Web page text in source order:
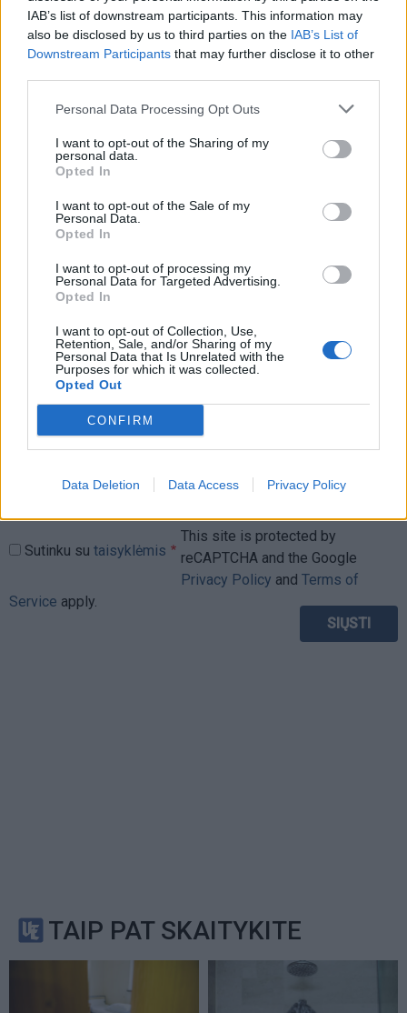
IAB’s list of downstream participants. This information may
also be disclosed by us to third parties on the IAB’s List of
Downstream Participants that may further disclose it to other
Personal Data Processing Opt Outs
I want to opt-out of the Sharing of my
personal data.
Opted In
I want to opt-out of the Sale of my
Personal Data.
Opted In
I want to opt-out of processing my
Personal Data for Targeted Advertising.
Opted In
I want to opt-out of Collection, Use,
Retention, Sale, and/or Sharing of my
Personal Data that Is Unrelated with the
Purposes for which it was collected.
Opted Out
CONFIRM
Data Deletion Data Access Privacy Policy
Raktažodžiai
moters sveikata
pogimdyminis laikotarpis
Komentarai
Rašyti komentarą
Jūsų vardas
Komentaras
Sutinku su taisyklėmis
This site is protected by
reCAPTCHA and the Google
Privacy Policy and Terms of
Service apply.
TAIP PAT SKAITYKITE